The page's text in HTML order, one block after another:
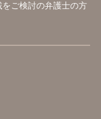
をご検討の弁護士の方